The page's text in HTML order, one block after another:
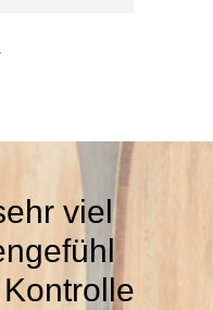
viel